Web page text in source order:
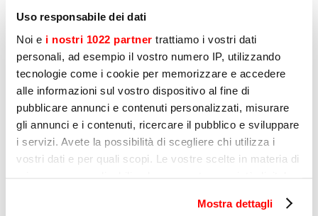
Uso responsabile dei dati
Noi e i nostri 1022 partner trattiamo i vostri dati
personali, ad esempio il vostro numero IP, utilizzando
tecnologie come i cookie per memorizzare e accedere
alle informazioni sul vostro dispositivo al fine di
pubblicare annunci e contenuti personalizzati, misurare
gli annunci e i contenuti, ricercare il pubblico e sviluppare
i servizi. Avete la possibilità di scegliere chi utilizza i
vostri dati e per quali scopi. Le vostre scelte in materia di
modificare o revocare il proprio consenso in qualsiasi
Mostra dettagli
Bericht